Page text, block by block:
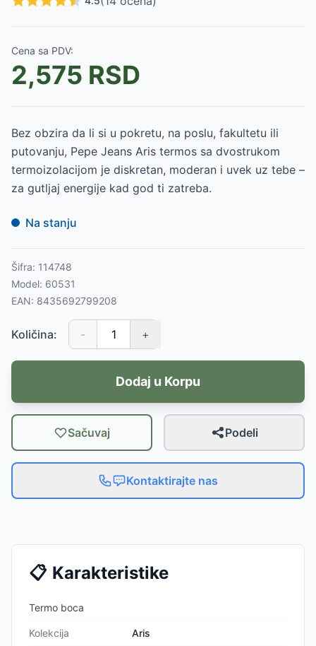
Cena sa PDV:
2,575 RSD
Bez obzira da li si u pokretu, na poslu, fakultetu ili
putovanju, Pepe Jeans Aris termos sa dvostrukom
termoizolacijom je diskretan, moderan i uvek uz tebe –
za gutljaj energije kad god ti zatreba.
Na stanju
Šifra: 114748
Model: 60531
EAN: 8435692799208
Količina: - +
Dodaj u Korpu
Sačuvaj Podeli
Kontaktirajte nas
📋 Karakteristike
Termo boca
Kolekcija Aris